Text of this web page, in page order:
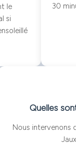
le
si
30
Quelles
Nous intervenons